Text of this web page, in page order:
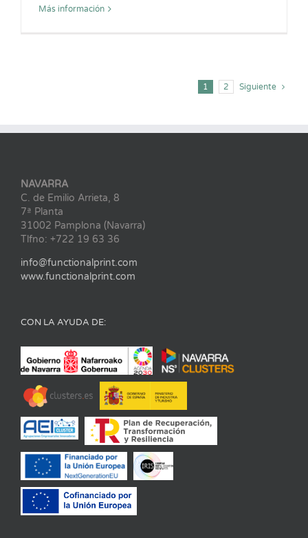
Más información
1 2 Siguiente
NAVARRA
C. de Emilio Arrieta, 8
7ª Planta
31002 Pamplona (Navarra)
Tlfno: +722 19 63 36
info@functionalprint.com
www.functionalprint.com
CON LA AYUDA DE: